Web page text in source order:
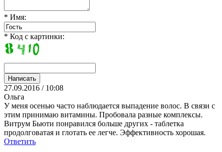
* Имя:
* Код с картинки:
27.09.2016 / 10:08
Ольга
У меня осенью часто наблюдается выпадение волос. В связи с
этим принимаю витамины. Пробовала разные комплексы.
Витрум Бьюти понравился больше других - таблетка
продолговатая и глотать ее легче. Эффективность хорошая.
Ответить